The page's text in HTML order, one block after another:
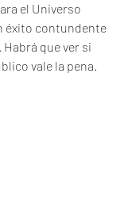
el Universo
éxito contundente
que ver si
vale la pena.